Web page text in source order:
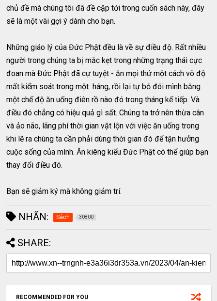
chủ đề mà chúng tôi đã đề cập tới trong cuốn sách này, đây
sẽ là một vài gợi ý dành cho bạn.
Những giáo lý của Đức Phật đều là về sự điều độ. Rất nhiều
người trong chúng ta bị mắc kẹt trong những trạng thái cực
đoan mà Đức Phật đã cự tuyệt - ăn mọi thứ một cách vô độ
mất kiểm soát trong một háng, rồi lại tự bỏ đói mình bằng
một chế độ ăn uống điên rồ nào đó trong tháng kế tiếp. Và
điều đó chẳng có hiệu quả gì sất. Chúng ta trở nên thừa cân
và ảo não, lãng phí thời gian vật lộn với việc ăn uống trong
khi lẽ ra chúng ta cần phải dùng thời gian đó để tận hưởng
cuộc sống của mình. Ăn kiêng kiểu Đức Phật có thể giúp bạn
thay đổi điều đó.
Bạn sẽ giảm ký mà không giảm trí.
NHÃN: Sách 30800
SHARE:
RECOMMENDED FOR YOU